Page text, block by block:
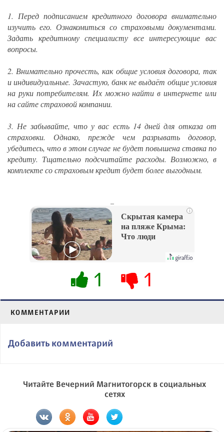
1. Перед подписанием кредитного договора внимательно
изучить его. Ознакомиться со страховыми документами.
Задать кредитному специалисту все интересующие вас
вопросы.
2. Внимательно прочесть, как общие условия договора, так
и индивидуальные. Зачастую, банк не выдаёт общие условия
на руки потребителям. Их можно найти в интернете или
на сайте страховой компании.
3. Не забывайте, что у вас есть 14 дней для отказа от
страховки. Однако, прежде чем разрывать договор,
убедитесь, что в этом случае не будет повышена ставка по
кредиту. Тщательно подсчитайте расходы. Возможно, в
комплекте со страховым кредит будет более выгодным.
i
Скрытая камера
на пляже Крыма:
Что люди
их не видят...
1 1
КОММЕНТАРИИ
Добавить комментарий
Читайте Вечерний Магнитогорск в социальных
сетях